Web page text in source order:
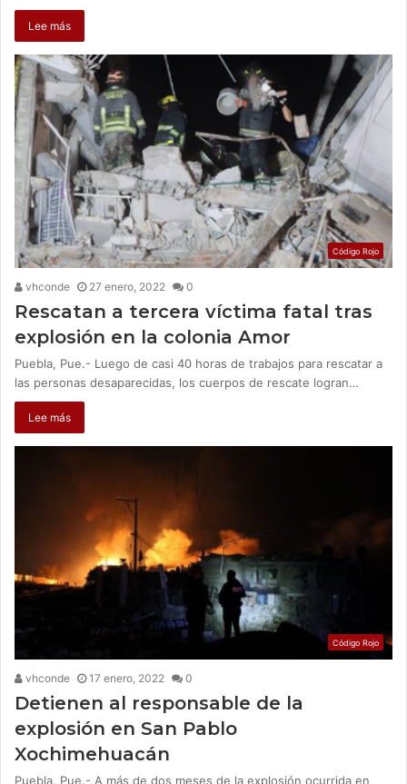
Lee más
Código Rojo
vhconde 27 enero, 2022 0
Rescatan a tercera víctima fatal tras
explosión en la colonia Amor
Puebla, Pue.- Luego de casi 40 horas de trabajos para rescatar a
las personas desaparecidas, los cuerpos de rescate logran…
Lee más
Código Rojo
vhconde 17 enero, 2022 0
Detienen al responsable de la
explosión en San Pablo
Xochimehuacán
Puebla, Pue.- A más de dos meses de la explosión ocurrida en